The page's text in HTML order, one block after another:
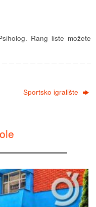
Rang liste možete
Sportsko igralište